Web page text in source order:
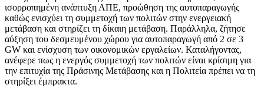
ισορροπημένη ανάπτυξη ΑΠΕ, προώθηση της αυτοπαραγωγής
καθώς ενισχύει τη συμμετοχή των πολιτών στην ενεργειακή
μετάβαση και στηρίζει τη δίκαιη μετάβαση. Παράλληλα, ζήτησε
αύξηση του δεσμευμένου χώρου για αυτοπαραγωγή από 2 σε 3
GW και ενίσχυση των οικονομικών εργαλείων. Καταλήγοντας,
ανέφερε πως η ενεργός συμμετοχή των πολιτών είναι κρίσιμη για
την επιτυχία της Πράσινης Μετάβασης και η Πολιτεία πρέπει να τη
στηρίξει έμπρακτα.